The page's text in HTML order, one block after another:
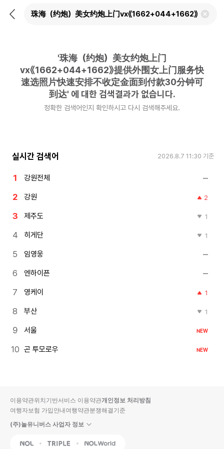
뒤
검
'珠海（约炮）美女约炮上门
vx《1662+044+1662》提供外围女上门服务快
速选照片快速安排不收定金面到付款30分钟可
到达' 에 대한 검색결과가 없습니다.
정확한 검색어인지 확인하시고 다시 검색해주세요.
실시간 검색어 2026.8.7 11:30 기준
강원전체
강원 2
제주도 1
히게단 1
임영웅
엔하이픈
영케이 1
부산 1
서울 NEW
곤 투모로우 NEW
이용약관위치기반서비스 이용약관개인정보 처리방침
여행자보험 가입안내여행약관분쟁해결기준
(주)놀유니버스 사업자 정보
NOL Triple Interpark Global